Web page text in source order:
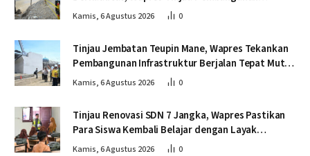
Jembatan Lumut
Kamis, 6 Agustus 2026 0
Tinjau Jembatan Teupin Mane, Wapres Tekankan
Pembangunan Infrastruktur Berjalan Tepat Mutu
dan Tepat Waktu
Kamis, 6 Agustus 2026 0
Tinjau Renovasi SDN 7 Jangka, Wapres Pastikan
Para Siswa Kembali Belajar dengan Layak
Pascabencana
Kamis, 6 Agustus 2026 0